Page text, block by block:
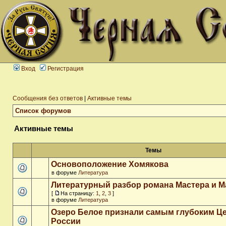
Вход Регистрация
Сообщения без ответов Активные темы
Список форумов
Активные темы
Темы
Основоположение Хомякова
в форуме Литература
Литературный разбор романа Мастера и
[ На страницу: 1 2 3 ]
в форуме Литература
Озеро Белое признали самым глубоким
России